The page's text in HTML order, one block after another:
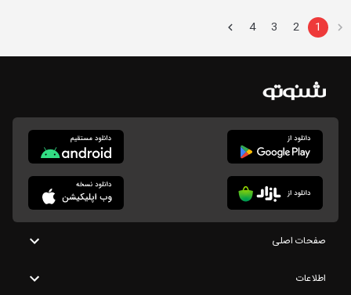
1
2
3
4
صفحات اصلی
اطلاعات